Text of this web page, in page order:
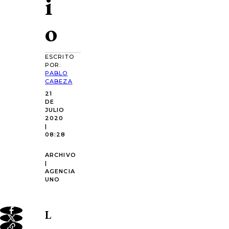
o
ESCRITO
POR:
PABLO
CABEZA
21
DE
JULIO
2020
|
08:28
ARCHIVO
|
AGENCIA
UNO
L